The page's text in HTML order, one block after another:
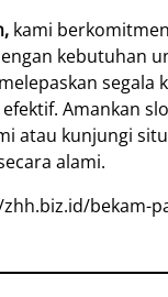
kami
kebutuhan
Amankan
atau kunjungi
alami.
bekam-